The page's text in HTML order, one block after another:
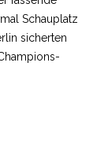
Schauplatz
sicherten